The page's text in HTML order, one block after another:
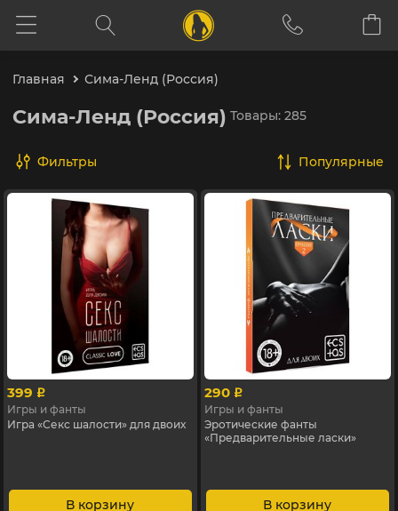
Главная Сима-Ленд (Россия)
Сима-Ленд (Россия) Товары: 285
Фильтры популярные
399 p
Игры и фанты
Игра «Секс шалости» для двоих
В корзину
290 p
Игры и фанты
Эротические фанты
«Предварительные ласки»
В корзину